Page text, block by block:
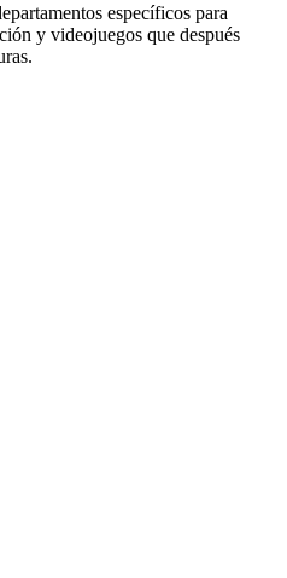
específicos para
y videojuegos que después